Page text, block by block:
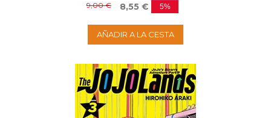
9,00 € 8,55 € 5%
AÑADIR A LA CESTA